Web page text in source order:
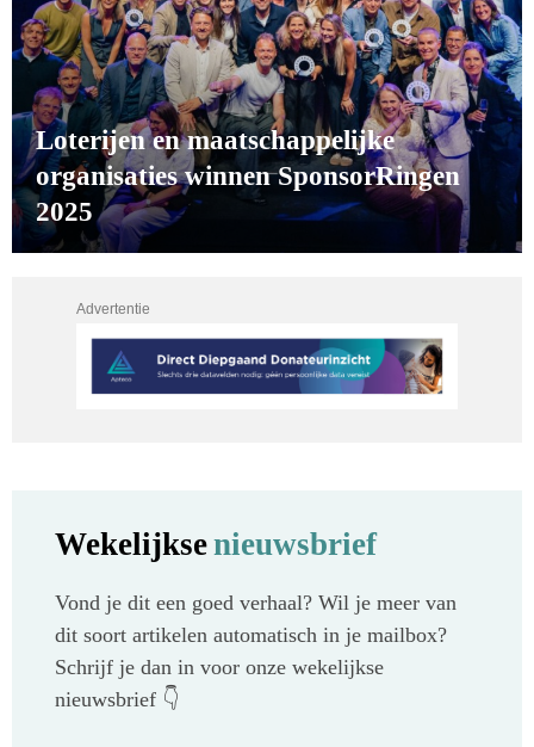
Loterijen en maatschappelijke
organisaties winnen SponsorRingen
2025
Advertentie
Wekelijksenieuwsbrief
Vond je dit een goed verhaal? Wil je meer van
dit soort artikelen automatisch in je mailbox?
Schrijf je dan in voor onze wekelijkse
nieuwsbrief 👇